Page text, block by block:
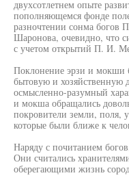
двухсотлетнем опыте
пополняющемся фонде
разночтении сонма
Шаронова, очевидно, что
с учетом открытий П. И.
Поклонение эрзи и мокши
бытовую и хозяйственную
осмысленно-разумный
и мокша обращались
покровители земли, поля,
которые были ближе к
Наряду с почитанием
Они считались
оберегающими жизнь